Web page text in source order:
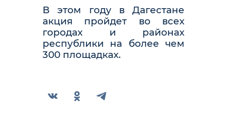
В этом году в Дагестане
акция пройдет во всех
городах и районах
республики на более чем
300 площадках.